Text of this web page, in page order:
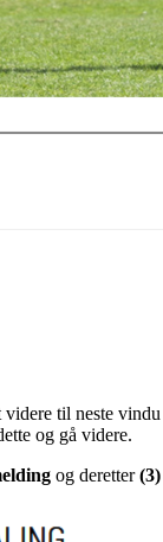
til neste
og gå videre.
og deretter